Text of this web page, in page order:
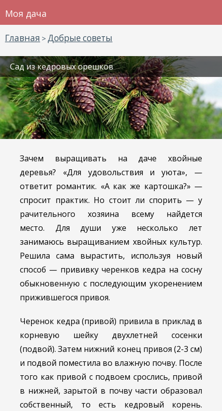
Моя дача
Главная > Добрые советы
Сад из кедровых орешков
Зачем выращивать на даче хвойные
деревья? «Для удовольствия и уюта», —
ответит романтик. «А как же картошка?» —
спросит практик. Но стоит ли спорить — у
рачительного хозяина всему найдется
место. Для души уже несколько лет
занимаюсь выращиванием хвойных культур.
Решила сама вырастить, используя новый
способ — прививку черенков кедра на сосну
обыкновенную с последующим укоренением
прижившегося привоя.
Черенок кедра (привой) привила в приклад в
корневую шейку двухлетней сосенки
(подвой). Затем нижний конец привоя (2-3 см)
и подвой поместила во влажную почву. После
того как привой с подвоем срослись, привой
в нижней, зарытой в почву части образовал
собственный, то есть кедровый корень.